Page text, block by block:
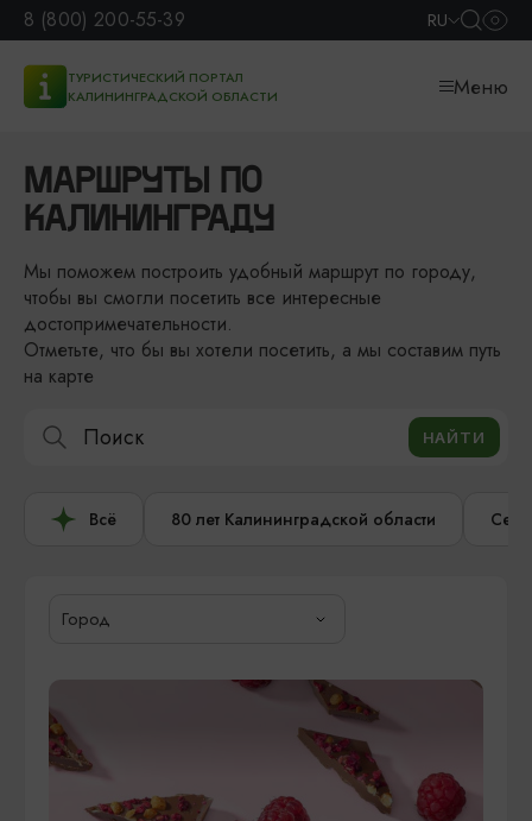
8 (800) 200-55-39 RU
ТУРИСТИЧЕСКИЙ ПОРТАЛ
КАЛИНИНГРАДСКОЙ ОБЛАСТИ
Меню
МАРШРУТЫ ПО
КАЛИНИНГРАДУ
Мы поможем построить удобный маршрут по городу,
чтобы вы смогли посетить все интересные
достопримечательности.
Отметьте, что бы вы хотели посетить, а мы составим путь
на карте
Всё 80 лет Калининградской области
Город